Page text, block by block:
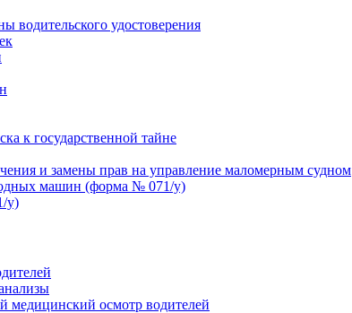
водительского удостоверения
к государственной тайне
и замены прав на управление маломерным судном
машин (форма № 071/у)
у)
медицинский осмотр водителей